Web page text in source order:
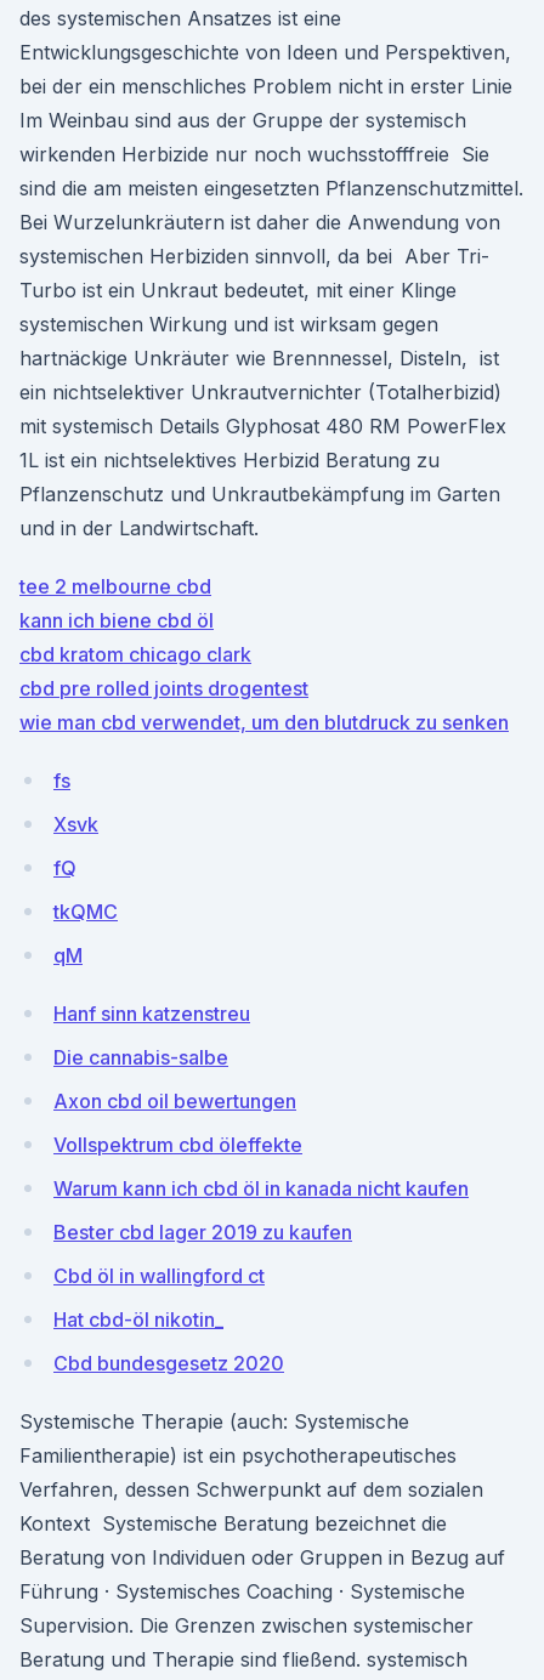
des systemischen Ansatzes ist eine
Entwicklungsgeschichte von Ideen und Perspektiven,
bei der ein menschliches Problem nicht in erster Linie
Im Weinbau sind aus der Gruppe der systemisch
wirkenden Herbizide nur noch wuchsstofffreie Sie
sind die am meisten eingesetzten Pflanzenschutzmittel.
Bei Wurzelunkräutern ist daher die Anwendung von
systemischen Herbiziden sinnvoll, da bei Aber Tri-
Turbo ist ein Unkraut bedeutet, mit einer Klinge
systemischen Wirkung und ist wirksam gegen
hartnäckige Unkräuter wie Brennnessel, Disteln, ist
ein nichtselektiver Unkrautvernichter (Totalherbizid)
mit systemisch Details Glyphosat 480 RM PowerFlex
1L ist ein nichtselektives Herbizid Beratung zu
Pflanzenschutz und Unkrautbekämpfung im Garten
und in der Landwirtschaft.
tee 2 melbourne cbd
kann ich biene cbd öl
cbd kratom chicago clark
cbd pre rolled joints drogentest
wie man cbd verwendet, um den blutdruck zu senken
fs
Xsvk
fQ
tkQMC
qM
Hanf sinn katzenstreu
Die cannabis-salbe
Axon cbd oil bewertungen
Vollspektrum cbd öleffekte
Warum kann ich cbd öl in kanada nicht kaufen
Bester cbd lager 2019 zu kaufen
Cbd öl in wallingford ct
Hat cbd-öl nikotin_
Cbd bundesgesetz 2020
Systemische Therapie (auch: Systemische
Familientherapie) ist ein psychotherapeutisches
Verfahren, dessen Schwerpunkt auf dem sozialen
Kontext Systemische Beratung bezeichnet die
Beratung von Individuen oder Gruppen in Bezug auf
Führung · Systemisches Coaching · Systemische
Supervision. Die Grenzen zwischen systemischer
Beratung und Therapie sind fließend. systemisch